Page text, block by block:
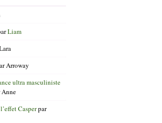
Liam
Arroway
ultra masculiniste
Anne
Casperpar